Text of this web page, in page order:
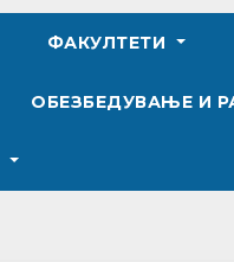
ФАКУЛТЕТИ
ОБЕЗБЕДУВАЊЕ И